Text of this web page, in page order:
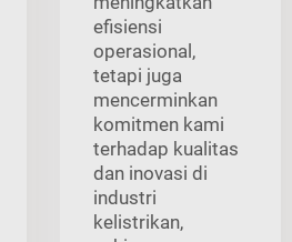
efisiensi
operasional,
tetapi juga
mencerminkan
komitmen kami
terhadap kualitas
dan inovasi di
industri
kelistrikan,